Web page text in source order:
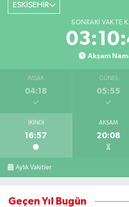
ESKİŞEHİR
SONRAKI VAKTE
Akşam
İMSAK
04:18
GÜNEŞ
05:55
İKINDI
16:57
AKŞAM
20:08
Aylık Vakitler
Geçen Yıl Bugün